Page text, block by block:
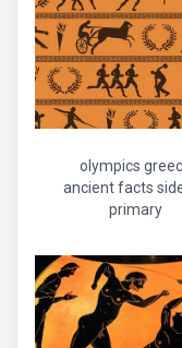
olympics
ancient facts
primary